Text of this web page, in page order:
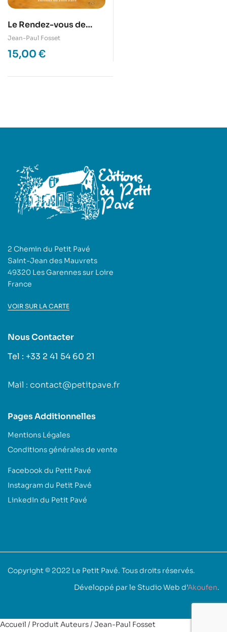
Le Rendez-vous de
Taghit
Jean-Paul Fosset
15,00 €
2 Chemin du Petit Pavé
Saint-Jean des Mauvrets
49320 Les Garennes sur Loire
France
VOIR SUR LA CARTE
Nous Contacter
Tel : +33 2 41 54 60 21
Mail : contact@petitpave.fr
Pages Additionnelles
Mentions Légales
Conditions générales de vente
Facebook du Petit Pavé
Instagram du Petit Pavé
LinkedIn du Petit Pavé
Copyright © 2022 Le Petit Pavé. Tous droits réservés.
Développé par le Studio Web d’Akoufen.
Accueil / Produit Auteurs / Jean-Paul Fosset